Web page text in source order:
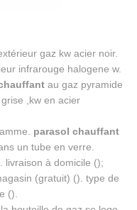
gaz kw acier noir.
infrarouge halogene w.
au gaz pyramide
,kw en acier
parasol chauffant
un tube en verre.
livraison à domicile ();
(gratuit) (). type de
().